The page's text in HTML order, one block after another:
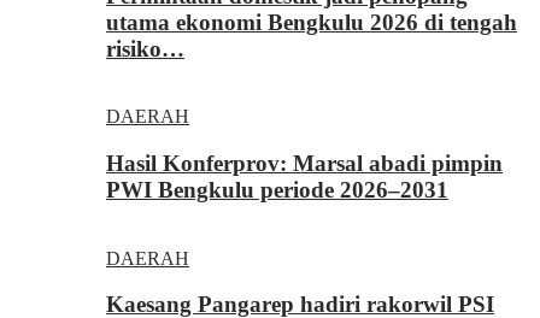
utama ekonomi Bengkulu 2026 di tengah
risiko…
DAERAH
Hasil Konferprov: Marsal abadi pimpin
PWI Bengkulu periode 2026–2031
DAERAH
Kaesang Pangarep hadiri rakorwil PSI